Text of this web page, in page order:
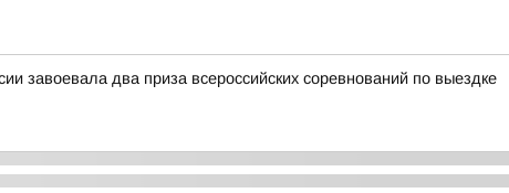
завоевала два приза всероссийских соревнований по выездке